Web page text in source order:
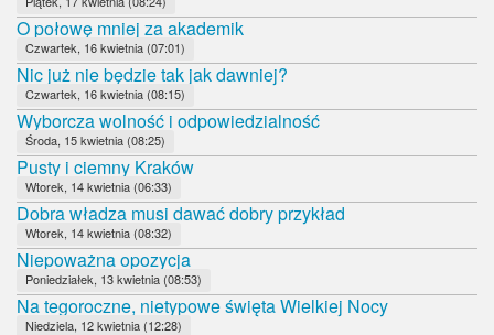
O połowę mniej za akademik
Czwartek, 16 kwietnia (07:01)
Nic już nie będzie tak jak dawniej?
Czwartek, 16 kwietnia (08:15)
Wyborcza wolność i odpowiedzialność
Środa, 15 kwietnia (08:25)
Pusty i ciemny Kraków
Wtorek, 14 kwietnia (06:33)
Dobra władza musi dawać dobry przykład
Wtorek, 14 kwietnia (08:32)
Niepoważna opozycja
Poniedziałek, 13 kwietnia (08:53)
Na tegoroczne, nietypowe święta Wielkiej Nocy
Niedziela, 12 kwietnia (12:28)